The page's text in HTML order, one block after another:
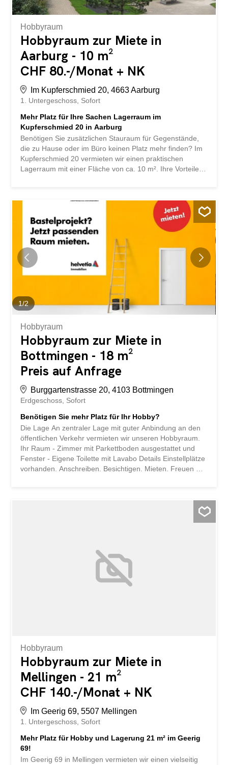
Hobbyraum
Hobbyraum zur Miete in
Aarburg - 10 m²
CHF 80.-/Monat + NK
Im Kupferschmied 20, 4663 Aarburg
1. Untergeschoss Sofort
Mehr Platz für Ihre Sachen Lagerraum im
Kupferschmied 20 in Aarburg
Benötigen Sie zusätzlichen Stauraum für Gegenstände,
die zu Hause oder im Büro keinen Platz mehr finden? Im
Kupferschmied 20 vermieten wir einen praktischen
Lagerraum mit einer Fläche von ca. 10 m². Ihre Vorteile
oder Archivmaterial -Trockener und gut nutzbarer Raum -
Bequeme Lagermöglichkeit in Ihrer Nähe - Flexible
Nutzung für private oder geschäftliche Zwecke Schaffen
Sie mehr Platz in Ihrem Zuhause oder Ihrem Betrieb und
lagern Sie Ihre Gegenstände sicher und unkompliziert
aus. Haben wir Ihr Interesse geweckt? Für weitere
Informationen oder die Vereinbarung eines
Besichtigungstermins können Sie uns unter der Nummer
058 360 39 00 oder service@livit.ch erreichen.
1/2
Hobbyraum
Hobbyraum zur Miete in
Bottmingen - 18 m²
Preis auf Anfrage
Burggartenstrasse 20, 4103 Bottmingen
Erdgeschoss Sofort
Benötigen Sie mehr Platz für Ihr Hobby?
Die Lage An zentraler Lage mit guter Anbindung an den
öffentlichen Verkehr vermieten wir unseren Hobbyraum.
Ihr Raum - Zimmer mit Parkettboden ausgestattet und
Fenster - Eigene Toilette mit Lavabo Details Einstellplätze
vorhanden. Anschreiben. Besichtigen. Mieten. Freuen Sie
interessante Mietobjekte finden Sie unter: [...] storabble
Eigentümerin des ausgeschriebenen Lagerraums. Dieses
Objekt sowie ca. 10'000 weitere freie Lagerräume finden
Sie auch direkt auf storabble.com
Hobbyraum
Hobbyraum zur Miete in
Mellingen - 21 m²
CHF 140.-/Monat + NK
Im Geerig 69, 5507 Mellingen
1. Untergeschoss Sofort
Mehr Platz für Hobby und Lagerung 21 m² im Geerig
69!
Im Geerig 69 in Mellingen vermieten wir einen vielseitig